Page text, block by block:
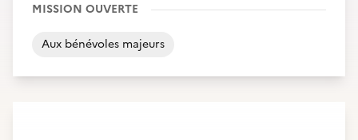
MISSION OUVERTE
Aux bénévoles majeurs